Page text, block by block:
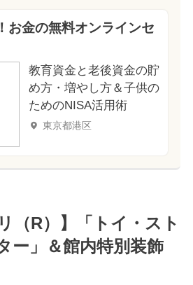
お金の無料オンラインセ
教育資金と老後資金の貯
め方・増やし方＆子供の
ためのNISA活用術
東京都港区
（R）】「トイ・スト
ー」＆館内特別装飾